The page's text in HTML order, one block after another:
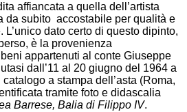
affiancata a quella dell’artista
da subito accostabile per qualità e
dato certo di questo dipinto,
è la provenienza
appartenuti al conte Giuseppe
dall’11 al 20 giugno del 1964 a
a stampa dell’asta (Roma,
tramite foto e didascalia
Barrese, Balia di Filippo IV.